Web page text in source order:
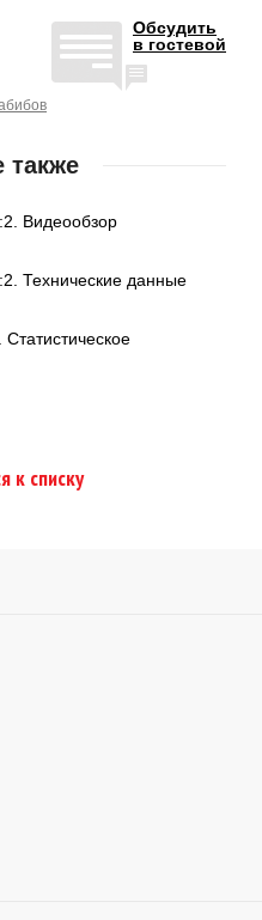
Обсудить
в гостевой
также
Видеообзор
Технические данные
к списку